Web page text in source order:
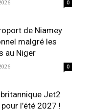
0
de Niamey
malgré les
au Niger
0
Jet2
l’été 2027 !